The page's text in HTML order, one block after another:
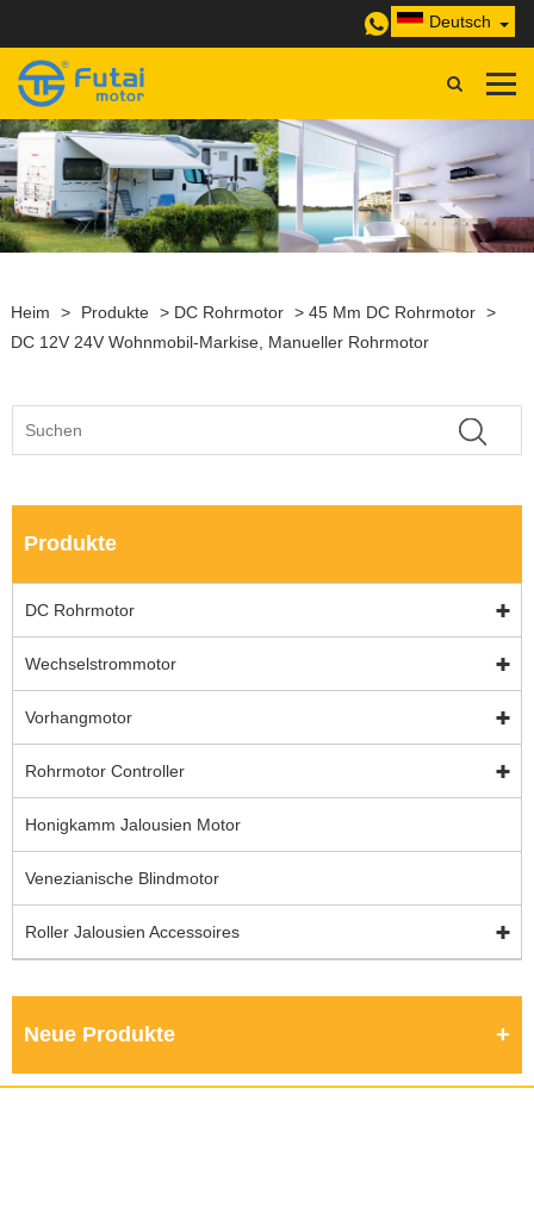
Deutsch
Heim > Produkte > DC Rohrmotor > 45 Mm DC Rohrmotor >
DC 12V 24V Wohnmobil-Markise, Manueller Rohrmotor
Produkte
DC Rohrmotor
Wechselstrommotor
Vorhangmotor
Rohrmotor Controller
Honigkamm Jalousien Motor
Venezianische Blindmotor
Roller Jalousien Accessoires
Neue Produkte